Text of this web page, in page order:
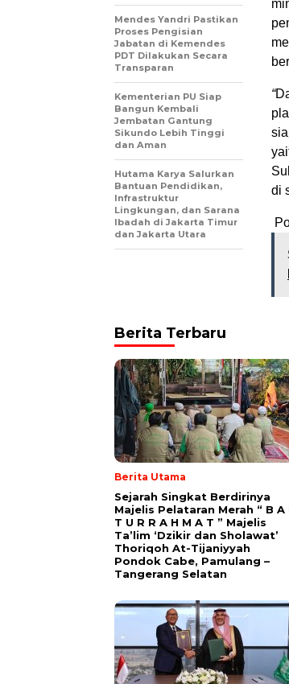
“
di
Mendes Yandri Pastikan
Proses Pengisian
Jabatan di Kemendes
PDT Dilakukan Secara
Transparan
Kementerian PU Siap
Bangun Kembali
Jembatan Gantung
Sikundo Lebih Tinggi
dan Aman
Hutama Karya Salurkan
Bantuan Pendidikan,
Infrastruktur
Lingkungan, dan Sarana
Ibadah di Jakarta Timur
dan Jakarta Utara
Berita Terbaru
Berita Utama
Sejarah Singkat Berdirinya
Majelis Pelataran Merah “ B A
T U R R A H M A T ” Majelis
Ta’lim ‘Dzikir dan Sholawat’
Thoriqoh At-Tijaniyyah
Pondok Cabe, Pamulang –
Tangerang Selatan